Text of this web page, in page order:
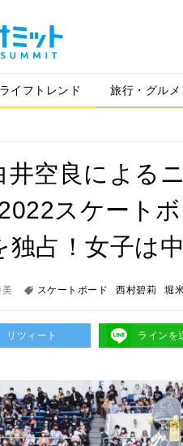
ライフトレンド 旅行・グルメ
井空良による
スケート
独占！女子は
美 スケートボード 西村碧莉 堀
リツィート ラインを